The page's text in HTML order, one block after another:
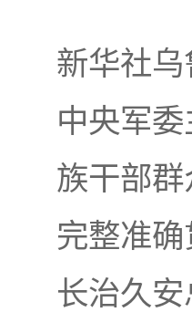
新华社
中央军
族干部
完整准
长治久